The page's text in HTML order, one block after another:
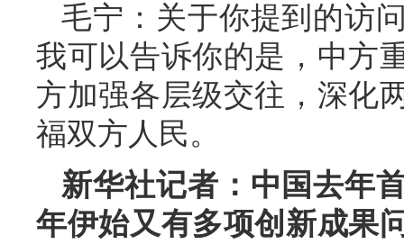
毛宁：关于你提到的访
我可以告诉你的是，中方
方加强各层级交往，深化
福双方人民。
新华社记者：中国去年
年伊始又有多项创新成果